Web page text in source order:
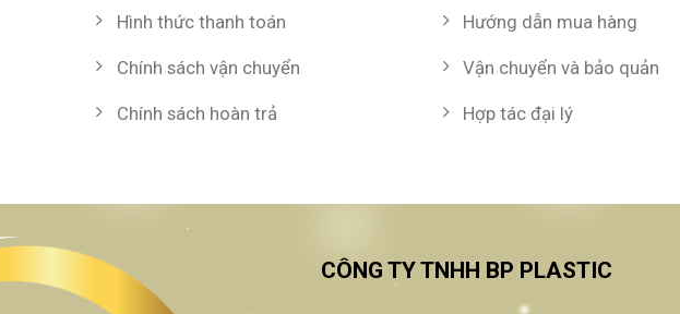
Hình thức thanh toán
Chính sách vận chuyển
Chính sách hoàn trả
Hướng dẫn mua hàng
Vận chuyển và bảo quản
Hợp tác đại lý
CÔNG TY TNHH BP PLASTIC